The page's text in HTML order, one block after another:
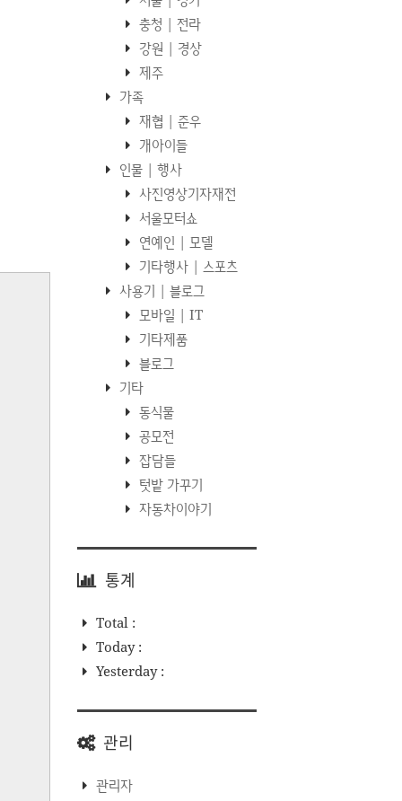
충청 | 전라
강원 | 경상
제주
가족
재협 | 준우
개아이들
인물 | 행사
사진영상기자재전
서울모터쇼
연예인 | 모델
기타행사 | 스포츠
사용기 | 블로그
모바일 | IT
기타제품
블로그
기타
동식물
공모전
잡담들
텃밭 가꾸기
자동차이야기
통계
Total :
Today :
Yesterday :
관리
관리자